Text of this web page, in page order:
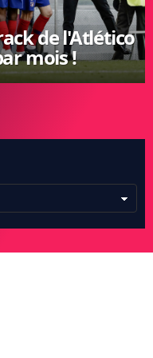
de l'Atlético
mois !